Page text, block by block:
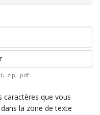
.zip, .pdf
caractères que vous
la zone de texte